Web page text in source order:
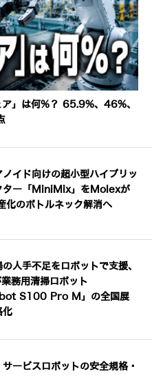
ア」は何%？ 65.9%、46%、
ノイド向けの超小型ハイブリッ
ター「MiniMix」をMolexが
化のボトルネック解消へ
人手不足をロボットで支援、
務用清掃ロボット
S100 Pro M」の全国展
化
ービスロボットの安全規格・